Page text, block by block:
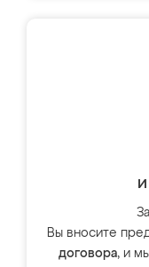
Вы вносите
договора, и